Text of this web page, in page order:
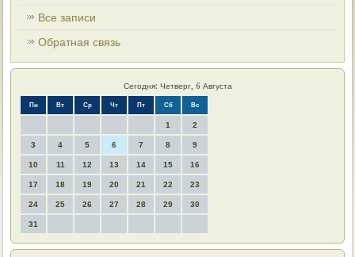
Все записи
Обратная связь
Сегодня: Четверг, 6 Августа
Пн Вт Ср Чт Пт Сб Вс
1 2
3 4 5 6 7 8 9
10 11 12 13 14 15 16
17 18 19 20 21 22 23
24 25 26 27 28 29 30
31